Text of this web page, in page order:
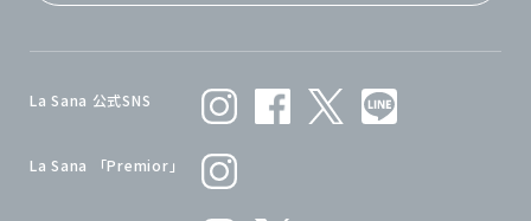
La Sana 公式SNS
La Sana 「Premior」